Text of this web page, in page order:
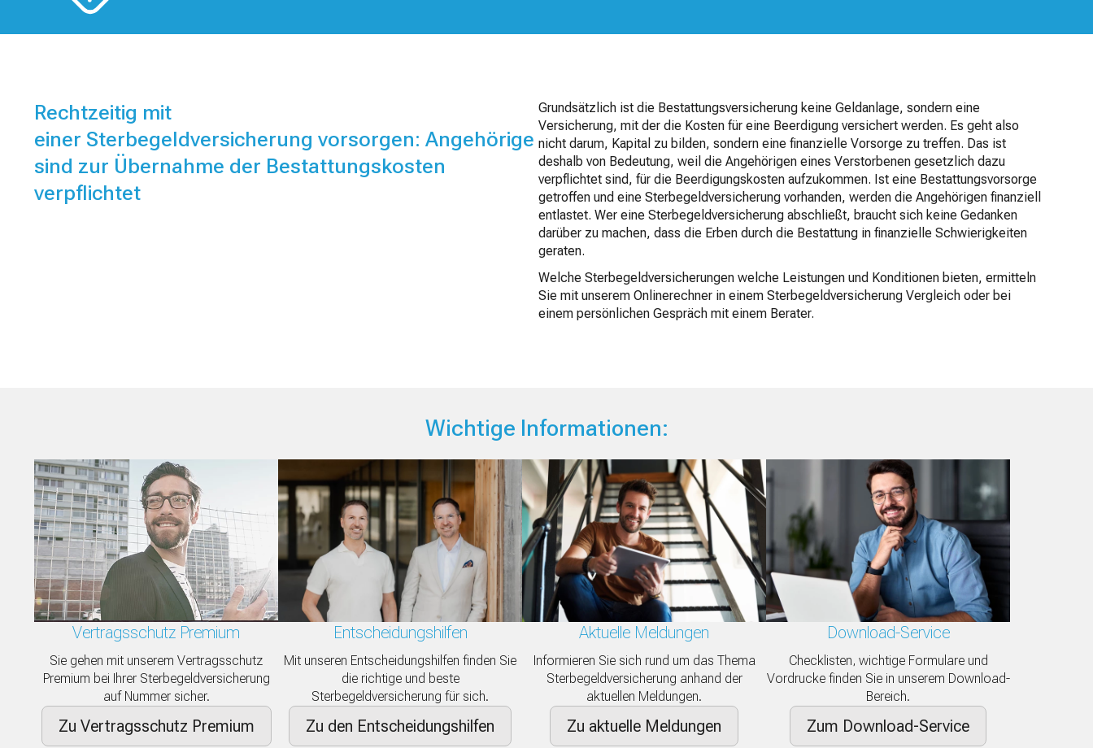
Rechtzeitig mit
einer Sterbegeldversicherung vorsorgen: Angehörige
sind zur Übernahme der Bestattungskosten
verpflichtet
Grundsätzlich ist die Bestattungsversicherung keine Geldanlage, sondern eine
Versicherung, mit der die Kosten für eine Beerdigung versichert werden. Es geht also
nicht darum, Kapital zu bilden, sondern eine finanzielle Vorsorge zu treffen. Das ist
deshalb von Bedeutung, weil die Angehörigen eines Verstorbenen gesetzlich dazu
verpflichtet sind, für die Beerdigungskosten aufzukommen. Ist eine Bestattungsvorsorge
getroffen und eine Sterbegeldversicherung vorhanden, werden die Angehörigen finanziell
entlastet. Wer eine Sterbegeldversicherung abschließt, braucht sich keine Gedanken
darüber zu machen, dass die Erben durch die Bestattung in finanzielle Schwierigkeiten
geraten.
Welche Sterbegeldversicherungen welche Leistungen und Konditionen bieten, ermitteln
Sie mit unserem Onlinerechner in einem Sterbegeldversicherung Vergleich oder bei
einem persönlichen Gespräch mit einem Berater.
Wichtige Informationen:
Vertragsschutz Premium
Sie gehen mit unserem Vertragsschutz
Premium bei Ihrer Sterbegeldversicherung
auf Nummer sicher.
Zu Vertragsschutz Premium
Entscheidungshilfen
Mit unseren Entscheidungshilfen finden Sie
die richtige und beste
Sterbegeldversicherung für sich.
Zu den Entscheidungshilfen
Aktuelle Meldungen
Informieren Sie sich rund um das Thema
Sterbegeldversicherung anhand der
aktuellen Meldungen.
Zu aktuelle Meldungen
Download-Service
Checklisten, wichtige Formulare und
Vordrucke finden Sie in unserem Download-
Bereich.
Zum Download-Service